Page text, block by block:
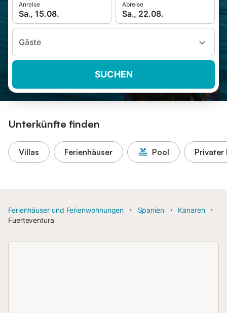
Anreise
Sa., 15.08.
Abreise
Sa., 22.08.
Gäste
SUCHEN
Unterkünfte finden
Villas Ferienhäuser Pool Privater
Ferienhäuser und Ferienwohnungen Spanien
Kanaren
Fuerteventura